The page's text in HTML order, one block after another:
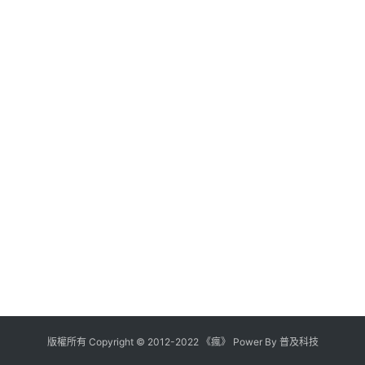
版權所有 Copyright © 2012-2022《瘋》 Power By 普及科技